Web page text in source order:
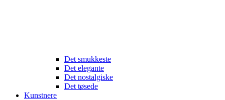
Det smukkeste
Det elegante
Det nostalgiske
Det tøsede
Kunstnere